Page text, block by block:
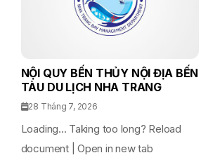
NỘI QUY BẾN THỦY NỘI ĐỊA BẾN
TÀU DU LỊCH NHA TRANG
28 Tháng 7, 2026
Loading... Taking too long? Reload
document | Open in new tab